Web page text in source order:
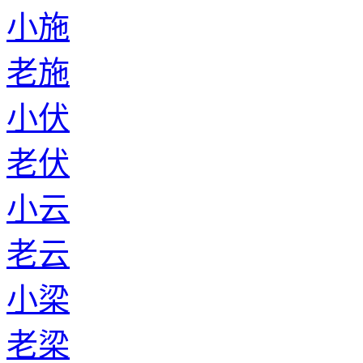
小施
老施
小伏
老伏
小云
老云
小梁
老梁